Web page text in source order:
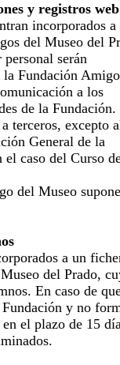
y registros web
incorporados a
del Museo del
personal serán
Fundación
a los
de la Fundación.
terceros, excepto
General de la
caso del Curso
del Museo
a un
del Prado,
En caso de
y no
el plazo de 15